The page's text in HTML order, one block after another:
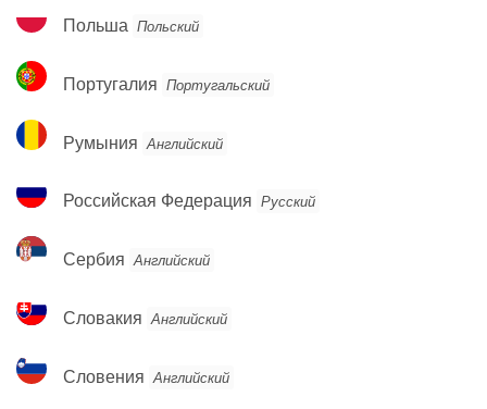
Польша
Польша Польский
Португалия
Португалия Португальский
Румыния
Румыния Английский
Российская
Федерация
Российская Федерация Русский
Сербия
Сербия Английский
Словакия
Словакия Английский
Словения
Словения Английский